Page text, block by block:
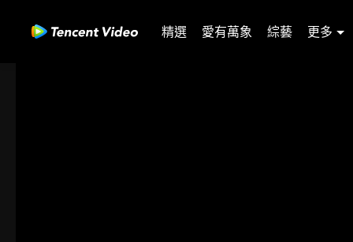
精選 愛有萬象 綜藝 更多